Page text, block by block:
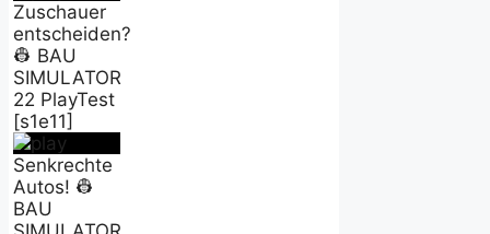
Zuschauer
entscheiden?
👷 BAU
SIMULATOR
22 PlayTest
[s1e11]
Senkrechte
Autos! 👷
BAU